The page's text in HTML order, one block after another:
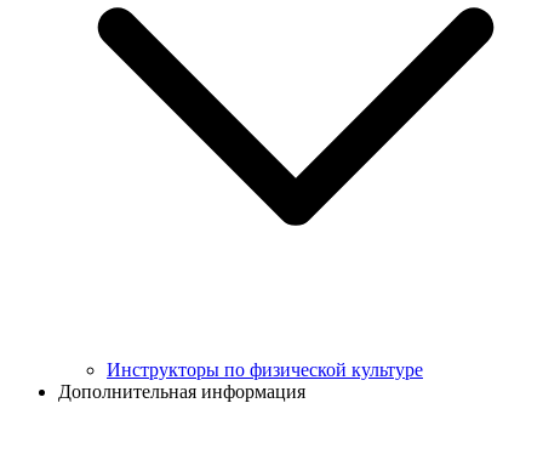
Инструкторы по физической культуре
Дополнительная информация